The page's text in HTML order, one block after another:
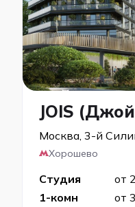
JOIS
Москва, 3-й
Хорошево
Студия от
1-комн
от